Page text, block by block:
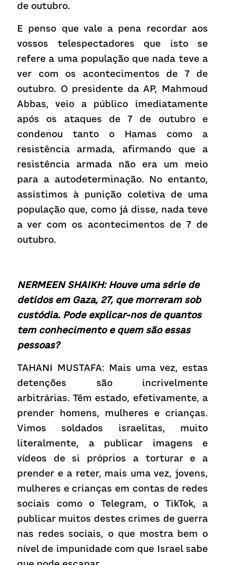
de outubro.
E penso que vale a pena recordar aos
vossos telespectadores que isto se
refere a uma população que nada teve a
ver com os acontecimentos de 7 de
outubro. O presidente da AP, Mahmoud
Abbas, veio a público imediatamente
após os ataques de 7 de outubro e
condenou tanto o Hamas como a
resistência armada, afirmando que a
resistência armada não era um meio
para a autodeterminação. No entanto,
assistimos à punição coletiva de uma
população que, como já disse, nada teve
a ver com os acontecimentos de 7 de
outubro.
NERMEEN SHAIKH: Houve uma série de
detidos em Gaza, 27, que morreram sob
custódia. Pode explicar-nos de quantos
tem conhecimento e quem são essas
pessoas?
TAHANI MUSTAFA: Mais uma vez, estas
detenções são incrivelmente
arbitrárias. Têm estado, efetivamente, a
prender homens, mulheres e crianças.
Vimos soldados israelitas, muito
literalmente, a publicar imagens e
vídeos de si próprios a torturar e a
prender e a reter, mais uma vez, jovens,
mulheres e crianças em contas de redes
sociais como o Telegram, o TikTok, a
publicar muitos destes crimes de guerra
nas redes sociais, o que mostra bem o
nível de impunidade com que Israel sabe